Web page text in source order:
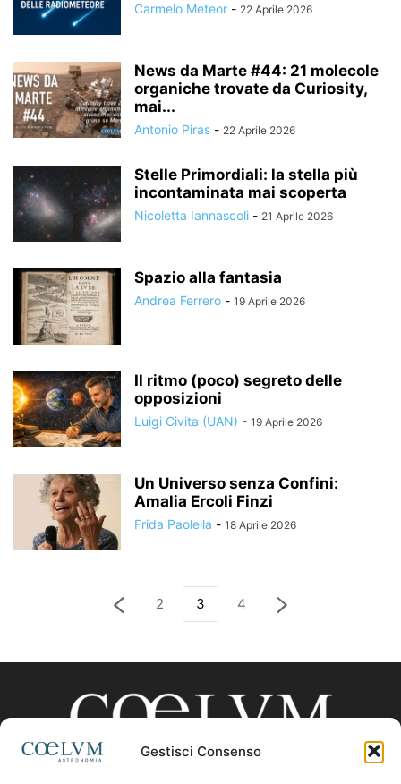
Gestisci Consenso
Carmelo Meteor - 22 Aprile 2026
News da Marte #44: 21 molecole
organiche trovate da Curiosity,
mai...
Antonio Piras - 22 Aprile 2026
Stelle Primordiali: la stella più
incontaminata mai scoperta
Nicoletta Iannascoli - 21 Aprile 2026
Spazio alla fantasia
Andrea Ferrero - 19 Aprile 2026
Il ritmo (poco) segreto delle
opposizioni
Luigi Civita (UAN) - 19 Aprile 2026
Un Universo senza Confini:
Amalia Ercoli Finzi
Frida Paolella - 18 Aprile 2026
2 3 4